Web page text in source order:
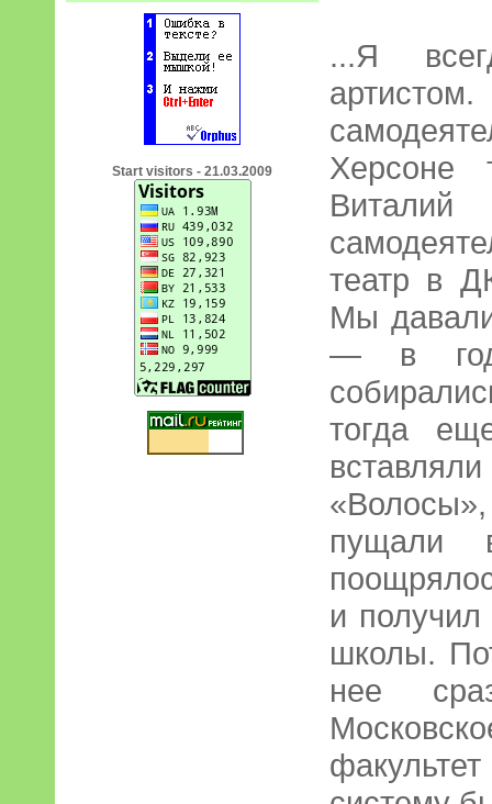
Start visitors - 21.03.2009
...Я
Херсоне
театр в
Мы
— в
тогда
«Волосы»,
пущали
и получил
школы.
нее